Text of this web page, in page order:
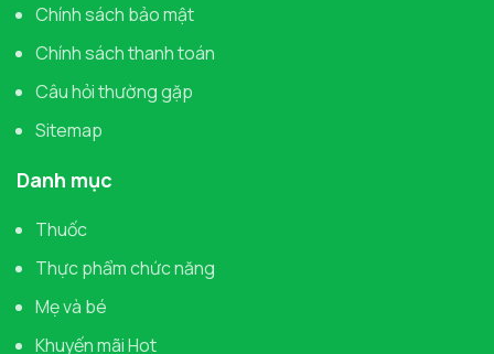
Chính sách bảo mật
Chính sách thanh toán
Câu hỏi thường gặp
Sitemap
Danh mục
Thuốc
Thực phẩm chức năng
Mẹ và bé
Khuyến mãi Hot